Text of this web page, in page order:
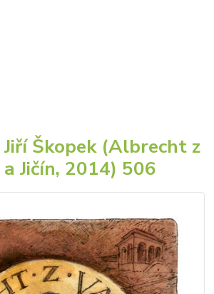
Škopek (Albrecht z
Jičín, 2014) 506